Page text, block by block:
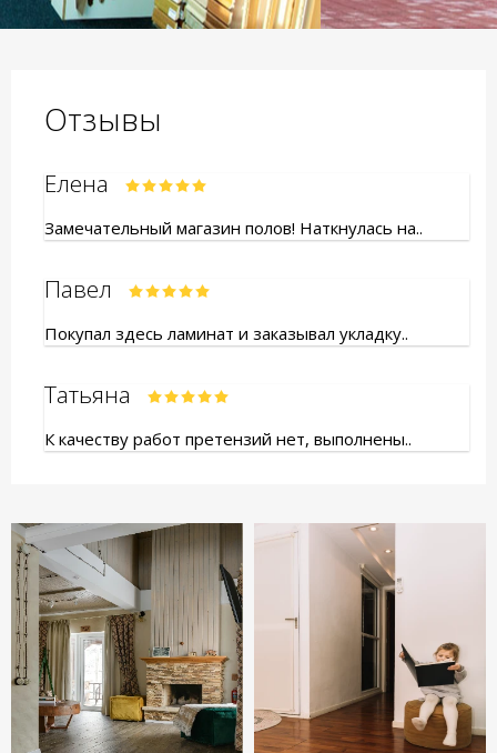
Отзывы
Елена
Замечательный магазин полов! Наткнулась на..
Павел
Покупал здесь ламинат и заказывал укладку..
Татьяна
К качеству работ претензий нет, выполнены..